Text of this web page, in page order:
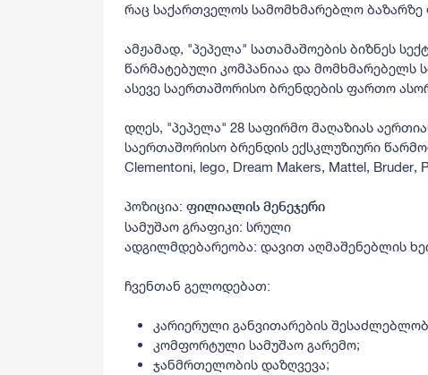
რაც საქართველოს სამომხმარებლო ბაზარზე
ამჟამად, "პეპელა" სათამაშოების ბიზნეს
წარმატებული კომპანიაა და მომხმარებელს
ასევე საერთაშორისო ბრენდების ფართო
დღეს, "პეპელა" 28 საფირმო მაღაზიას
საერთაშორისო ბრენდის ექსკლუზიური
Clementoni, lego, Dream Makers, Mattel, Bruder,
პოზიცია: ფილიალის მენეჯერი
სამუშაო გრაფიკი: სრული
ადგილმდებარეობა: დავით აღმაშენებლის
ჩვენთან გელოდებათ:
კარიერული განვითარების
კომფორტული სამუშაო გარემო;
ჯანმრთელობის დაზღვევა;